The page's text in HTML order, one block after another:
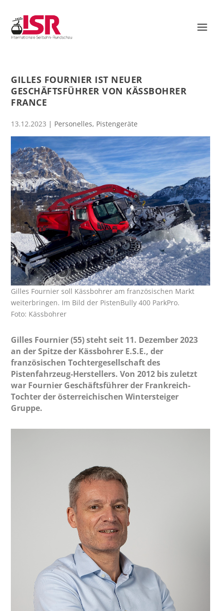
GILLES FOURNIER IST NEUER
GESCHÄFTSFÜHRER VON KÄSSBOHRER
FRANCE
13.12.2023 | Personelles, Pistengeräte
Gilles Fournier soll Kässbohrer am französischen Markt
weiterbringen. Im Bild der PistenBully 400 ParkPro.
Foto: Kässbohrer
Gilles Fournier (55) steht seit 11. Dezember 2023
an der Spitze der Kässbohrer E.S.E., der
französischen Tochtergesellschaft des
Pistenfahrzeug-Herstellers. Von 2012 bis zuletzt
war Fournier Geschäftsführer der Frankreich-
Tochter der österreichischen Wintersteiger
Gruppe.